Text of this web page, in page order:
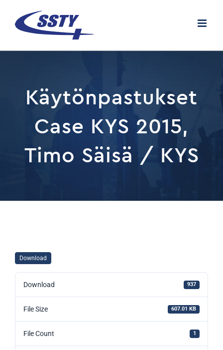
content
Käytönpastukset
Case KYS 2015,
Timo Säisä / KYS
Download
Download 937
File Size 607.01 KB
File Count 1